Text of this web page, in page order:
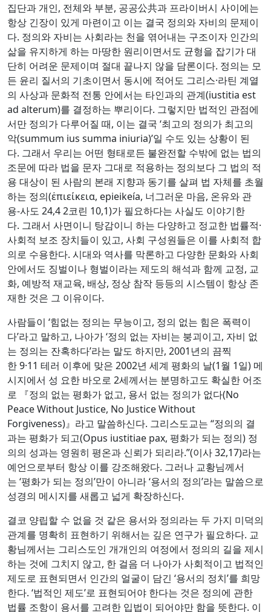
집단과 개인, 전체와 부분, 공공公共과 프라이버시 사이에는
항상 긴장이 있게 마련이고 이는 결국 정의와 자비의 문제이
다. 정의와 자비는 사회라는 천을 엮어내는 구조이자 인간의
삶을 유지하게 하는 마땅한 원리이면서도 균형을 잡기가 대
단히 어려운 문제이며 절대 끝나지 않을 담론이다. 정의는 모
든 윤리 질서의 기초이면서 동시에 적어도 그리스·라틴 계열
의 사상과 문화적 전통 안에서는 타인과의 관계(iustitia est
ad alterum)를 결정하는 뿌리이다. 그렇지만 법적인 관점에
서만 정의가 다루어질 때, 이는 결국 ‘최고의 정의가 최고의
악(summum ius summa iniuria)’일 수도 있는 상황이 된
다. 그래서 우리는 어떤 형태로든 불완전할 수밖에 없는 법의
조문에 따라 법을 문자 그대로 적용하는 정의보다 그 법의 적
용 대상이 된 사람의 본래 지향과 동기를 살펴 법 자체를 초월
하는 정의(ἐπιείκεια, epieikeía, 너그러운 마음, 온유와 관
용-사도 24,4 2코린 10,1)가 필요하다는 사실도 이야기한
다. 그래서 사면이니 탕감이니 하는 다양하고 정교한 법률적·
사회적 보조 장치들이 있고, 사회 구성원들은 이를 사회적 합
의로 수용한다. 시대와 역사를 막론하고 다양한 문화와 사회
안에서도 징벌이나 형벌이라는 제도의 해석과 함께 교정, 교
화, 예방적 재교육, 배상, 정상 참작 등등의 시스템이 항상 존
재한 것은 그 이유이다.
사람들이 ‘힘없는 정의는 무능이고, 정의 없는 힘은 폭력이
다’라고 말하고, 나아가 ‘정의 없는 자비는 붕괴이고, 자비 없
는 정의는 잔혹하다’라는 말도 하지만, 2001년의 끔찍
한 9·11 테러 이후에 맞은 2002년 세계 평화의 날(1월 1일) 메
시지에서 성 요한 바오로 2세께서는 분명하고도 확실한 어조
로 『정의 없는 평화가 없고, 용서 없는 정의가 없다(No
Peace Without Justice, No Justice Without
Forgiveness)』라고 말씀하신다. 그리스도교는 “정의의 결
과는 평화가 되고(Opus iustitiae pax, 평화가 되는 정의) 정
의의 성과는 영원히 평온과 신뢰가 되리라.”(이사 32,17)라는
예언으로부터 항상 이를 강조해왔다. 그러나 교황님께서
는 ‘평화가 되는 정의’만이 아니라 ‘용서의 정의’라는 말씀으로
성경의 메시지를 새롭고 넓게 확장하신다.
결코 양립할 수 없을 것 같은 용서와 정의라는 두 가지 미덕의
관계를 명확히 표현하기 위해서는 깊은 연구가 필요하다. 교
황님께서는 그리스도인 개개인의 여정에서 정의의 길을 제시
하는 것에 그치지 않고, 한 걸음 더 나아가 사회적이고 법적인
제도로 표현되면서 인간의 얼굴이 담긴 ‘용서의 정치’를 희망
한다. ‘법적인 제도’로 표현되어야 한다는 것은 정의에 관한
법률 조항이 용서를 고려한 입법이 되어야만 함을 뜻한다. 이